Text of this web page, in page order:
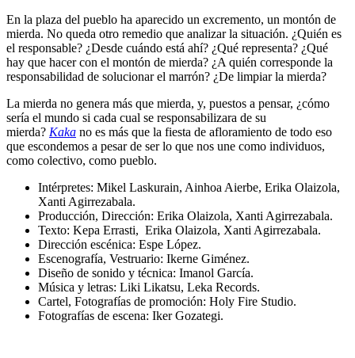
En la plaza del pueblo ha aparecido un excremento, un montón de
mierda. No queda otro remedio que analizar la situación. ¿Quién es
el responsable? ¿Desde cuándo está ahí? ¿Qué representa? ¿Qué
hay que hacer con el montón de mierda? ¿A quién corresponde la
responsabilidad de solucionar el marrón? ¿De limpiar la mierda?
La mierda no genera más que mierda, y, puestos a pensar, ¿cómo
sería el mundo si cada cual se responsabilizara de su
mierda? Kaka no es más que la fiesta de afloramiento de todo eso
que escondemos a pesar de ser lo que nos une como individuos,
como colectivo, como pueblo.
Intérpretes: Mikel Laskurain, Ainhoa Aierbe, Erika Olaizola,
Xanti Agirrezabala.
Producción, Dirección: Erika Olaizola, Xanti Agirrezabala.
Texto: Kepa Errasti, Erika Olaizola, Xanti Agirrezabala.
Dirección escénica: Espe López.
Escenografía, Vestruario: Ikerne Giménez.
Diseño de sonido y técnica: Imanol García.
Música y letras: Liki Likatsu, Leka Records.
Cartel, Fotografías de promoción: Holy Fire Studio.
Fotografías de escena: Iker Gozategi.